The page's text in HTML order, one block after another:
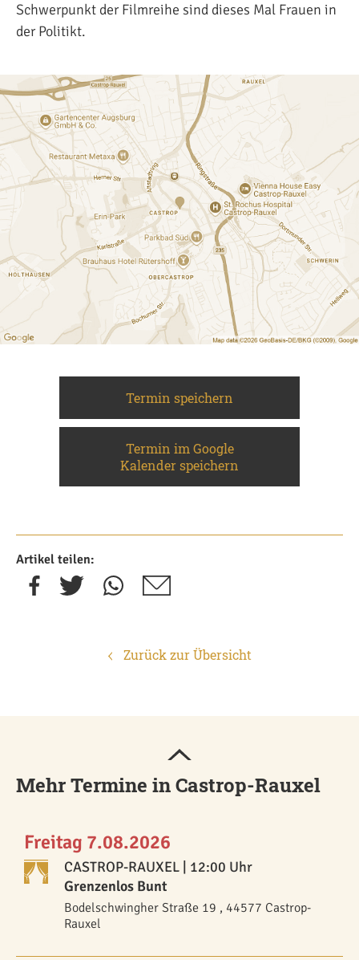
Schwerpunkt der Filmreihe sind dieses Mal Frauen in
der Politikt.
Termin speichern
Termin im Google
Kalender speichern
Artikel teilen:
Zurück zur Übersicht
Mehr Termine in Castrop-Rauxel
Freitag 7.08.2026
CASTROP-RAUXEL | 12:00 Uhr
Grenzenlos Bunt
Bodelschwingher Straße 19 , 44577 Castrop-
Rauxel